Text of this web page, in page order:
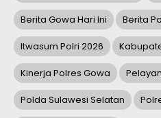
Berita Gowa Hari Ini Berita
Itwasum Polri 2026
Kinerja Polres Gowa
Polda Sulawesi Selatan